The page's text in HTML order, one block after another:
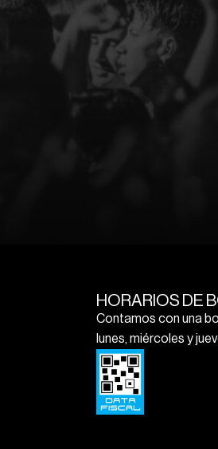
HORARIOS DE
Contamos con una
lunes, miércoles y